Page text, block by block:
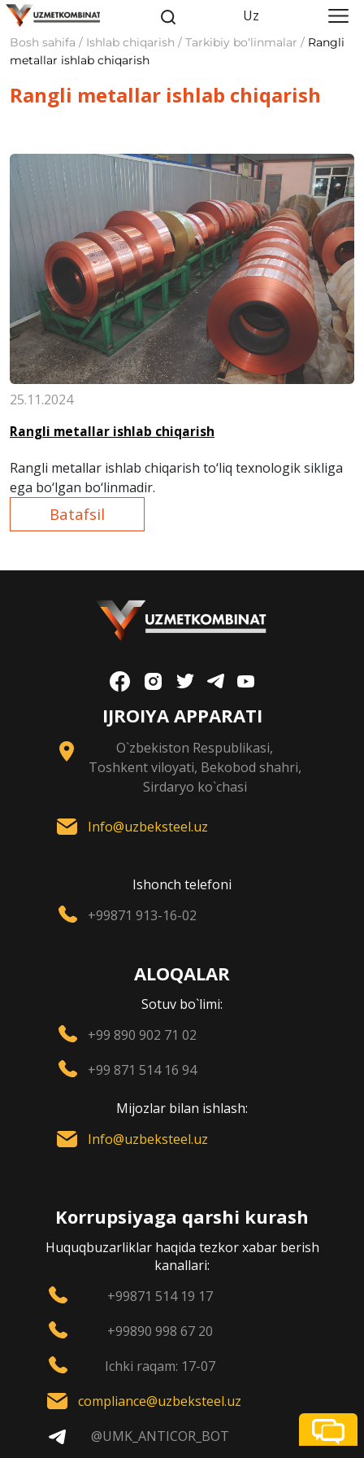
Uz
Bosh sahifa / Ishlab chiqarish / Tarkibiy bo‘linmalar / Rangli
metallar ishlab chiqarish
Rangli metallar ishlab chiqarish
25.11.2024
Rangli metallar ishlab chiqarish
Rangli metallar ishlab chiqarish to‘liq texnologik sikliga
ega bo‘lgan bo‘linmadir.
Batafsil
IJROIYA APPARATI
O`zbekiston Respublikasi,
Toshkent viloyati, Bekobod shahri,
Sirdaryo ko`chasi
Info@uzbeksteel.uz
Ishonch telefoni
+99871 913-16-02
ALOQALAR
Sotuv bo`limi:
+99 890 902 71 02
+99 871 514 16 94
Mijozlar bilan ishlash:
Info@uzbeksteel.uz
Korrupsiyaga qarshi kurash
Huquqbuzarliklar haqida tezkor xabar berish
kanallari:
+99871 514 19 17
+99890 998 67 20
Ichki raqam: 17-07
compliance@uzbeksteel.uz
@UMK_ANTICOR_BOT